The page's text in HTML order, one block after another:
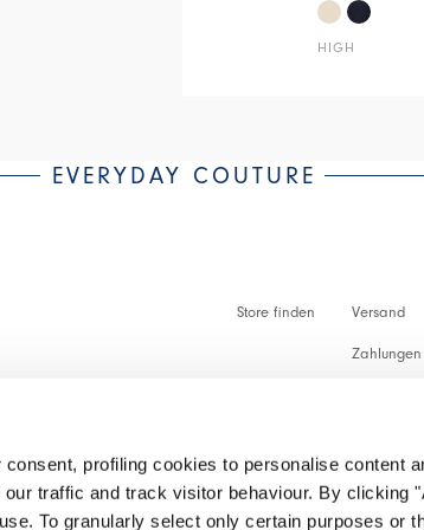
profiling cookies to personalise content
traffic and track visitor behaviour. By clicking
To granularly select only certain purposes or
HIGH
EVERYDAY COUTURE
Store finden Versand
Rückgabe